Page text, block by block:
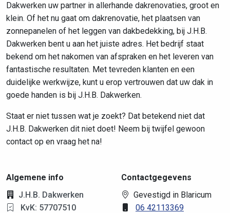
Dakwerken uw partner in allerhande dakrenovaties, groot en
klein. Of het nu gaat om dakrenovatie, het plaatsen van
zonnepanelen of het leggen van dakbedekking, bij J.H.B.
Dakwerken bent u aan het juiste adres. Het bedrijf staat
bekend om het nakomen van afspraken en het leveren van
fantastische resultaten. Met tevreden klanten en een
duidelijke werkwijze, kunt u erop vertrouwen dat uw dak in
goede handen is bij J.H.B. Dakwerken.
Staat er niet tussen wat je zoekt? Dat betekend niet dat
J.H.B. Dakwerken dit niet doet! Neem bij twijfel gewoon
contact op en vraag het na!
Algemene info
J.H.B. Dakwerken
KvK: 57707510
Contactgegevens
Gevestigd in Blaricum
06 42113369